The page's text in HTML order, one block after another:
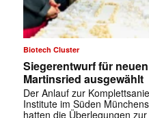
Biotech Cluster
Siegerentwurf für
Martinsried ausgewählt
Der Anlauf zur
Institute im Süden
hatten die Überlegungen